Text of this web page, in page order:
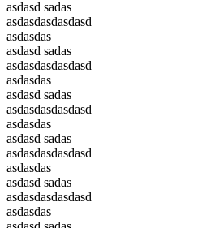
asdasd sadas
asdasdasdasdasd
asdasdas
asdasd sadas
asdasdasdasdasd
asdasdas
asdasd sadas
asdasdasdasdasd
asdasdas
asdasd sadas
asdasdasdasdasd
asdasdas
asdasd sadas
asdasdasdasdasd
asdasdas